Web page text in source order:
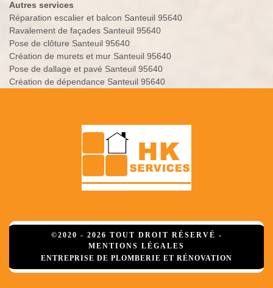
Autres services
Réparation escalier et balcon Santeuil 95640
Ravalement de façades Santeuil 95640
Pose de clôture Santeuil 95640
Création de murets et mur Santeuil 95640
Pose de dallage et pavé Santeuil 95640
Création de dépendance Santeuil 95640
©2020 - 2026 TOUT DROIT RÉSERVÉ -
MENTIONS LÉGALES
ENTREPRISE DE PLOMBERIE ET RÉNOVATION